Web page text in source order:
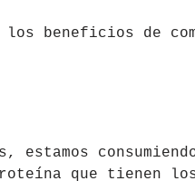
beneficios de
que tienen